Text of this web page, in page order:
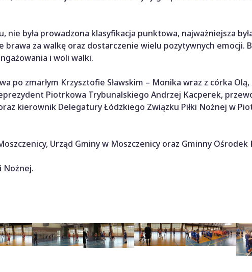
była prowadzona klasyfikacja punktowa, najważniejsza
brawa za walkę oraz dostarczenie wielu pozytywnych emocji.
i woli walki.
po zmarłym Krzysztofie Sławskim – Monika wraz z córka Olą,
Piotrkowa Trybunalskiego Andrzej Kacperek,
kierownik Delegatury Łódzkiego Związku Piłki Nożnej w
Urząd Gminy w Moszczenicy oraz Gminny Ośrodek
Nożnej.